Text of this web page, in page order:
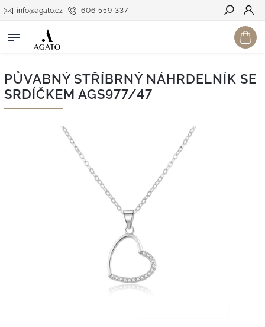
606 559 337
info@agato.cz
Hledat
PŮVABNÝ STŘÍBRNÝ NÁHRDELNÍK SE
SRDÍČKEM AGS977/47